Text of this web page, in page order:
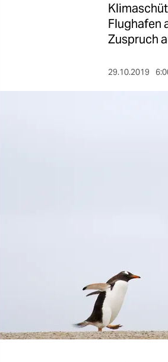
genossenschaft
Flughafen
Zuspruch
29.10.2019